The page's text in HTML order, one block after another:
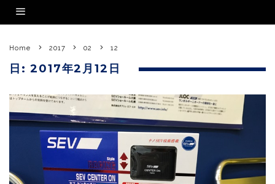
Home 2017 02 12
日:2017年2月12日